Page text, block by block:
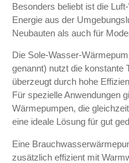
Besonders beliebt ist die
Energie aus der
Neubauten als auch für
Die Sole-Wasser-
genannt) nutzt die konstante
überzeugt durch hohe
Für spezielle Anwendungen
Wärmepumpen, die
eine ideale Lösung für gut
Eine
zusätzlich effizient mit